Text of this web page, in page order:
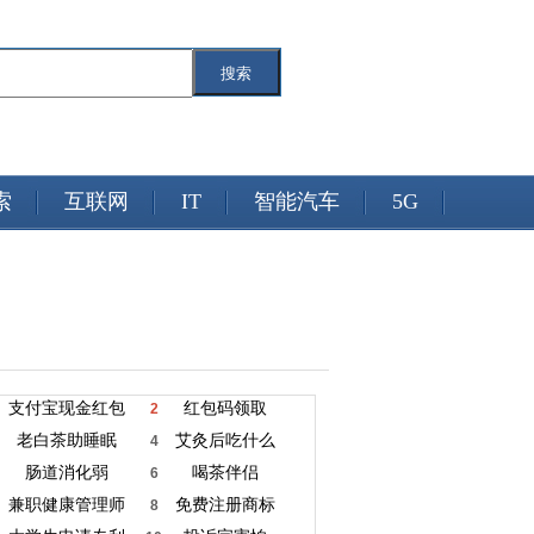
搜索
互联网 IT 智能汽车 5G